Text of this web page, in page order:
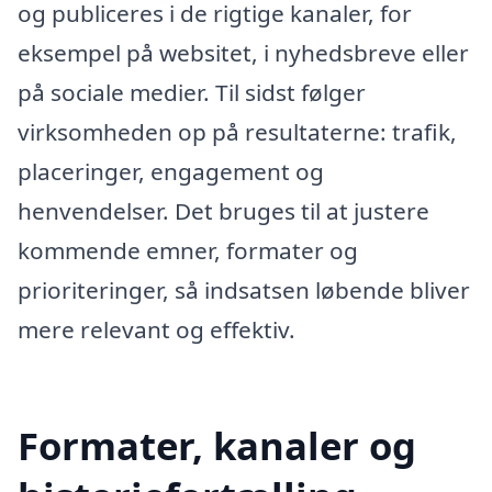
og publiceres i de rigtige kanaler, for
eksempel på websitet, i nyhedsbreve eller
på sociale medier. Til sidst følger
virksomheden op på resultaterne: trafik,
placeringer, engagement og
henvendelser. Det bruges til at justere
kommende emner, formater og
prioriteringer, så indsatsen løbende bliver
mere relevant og effektiv.
Formater, kanaler og